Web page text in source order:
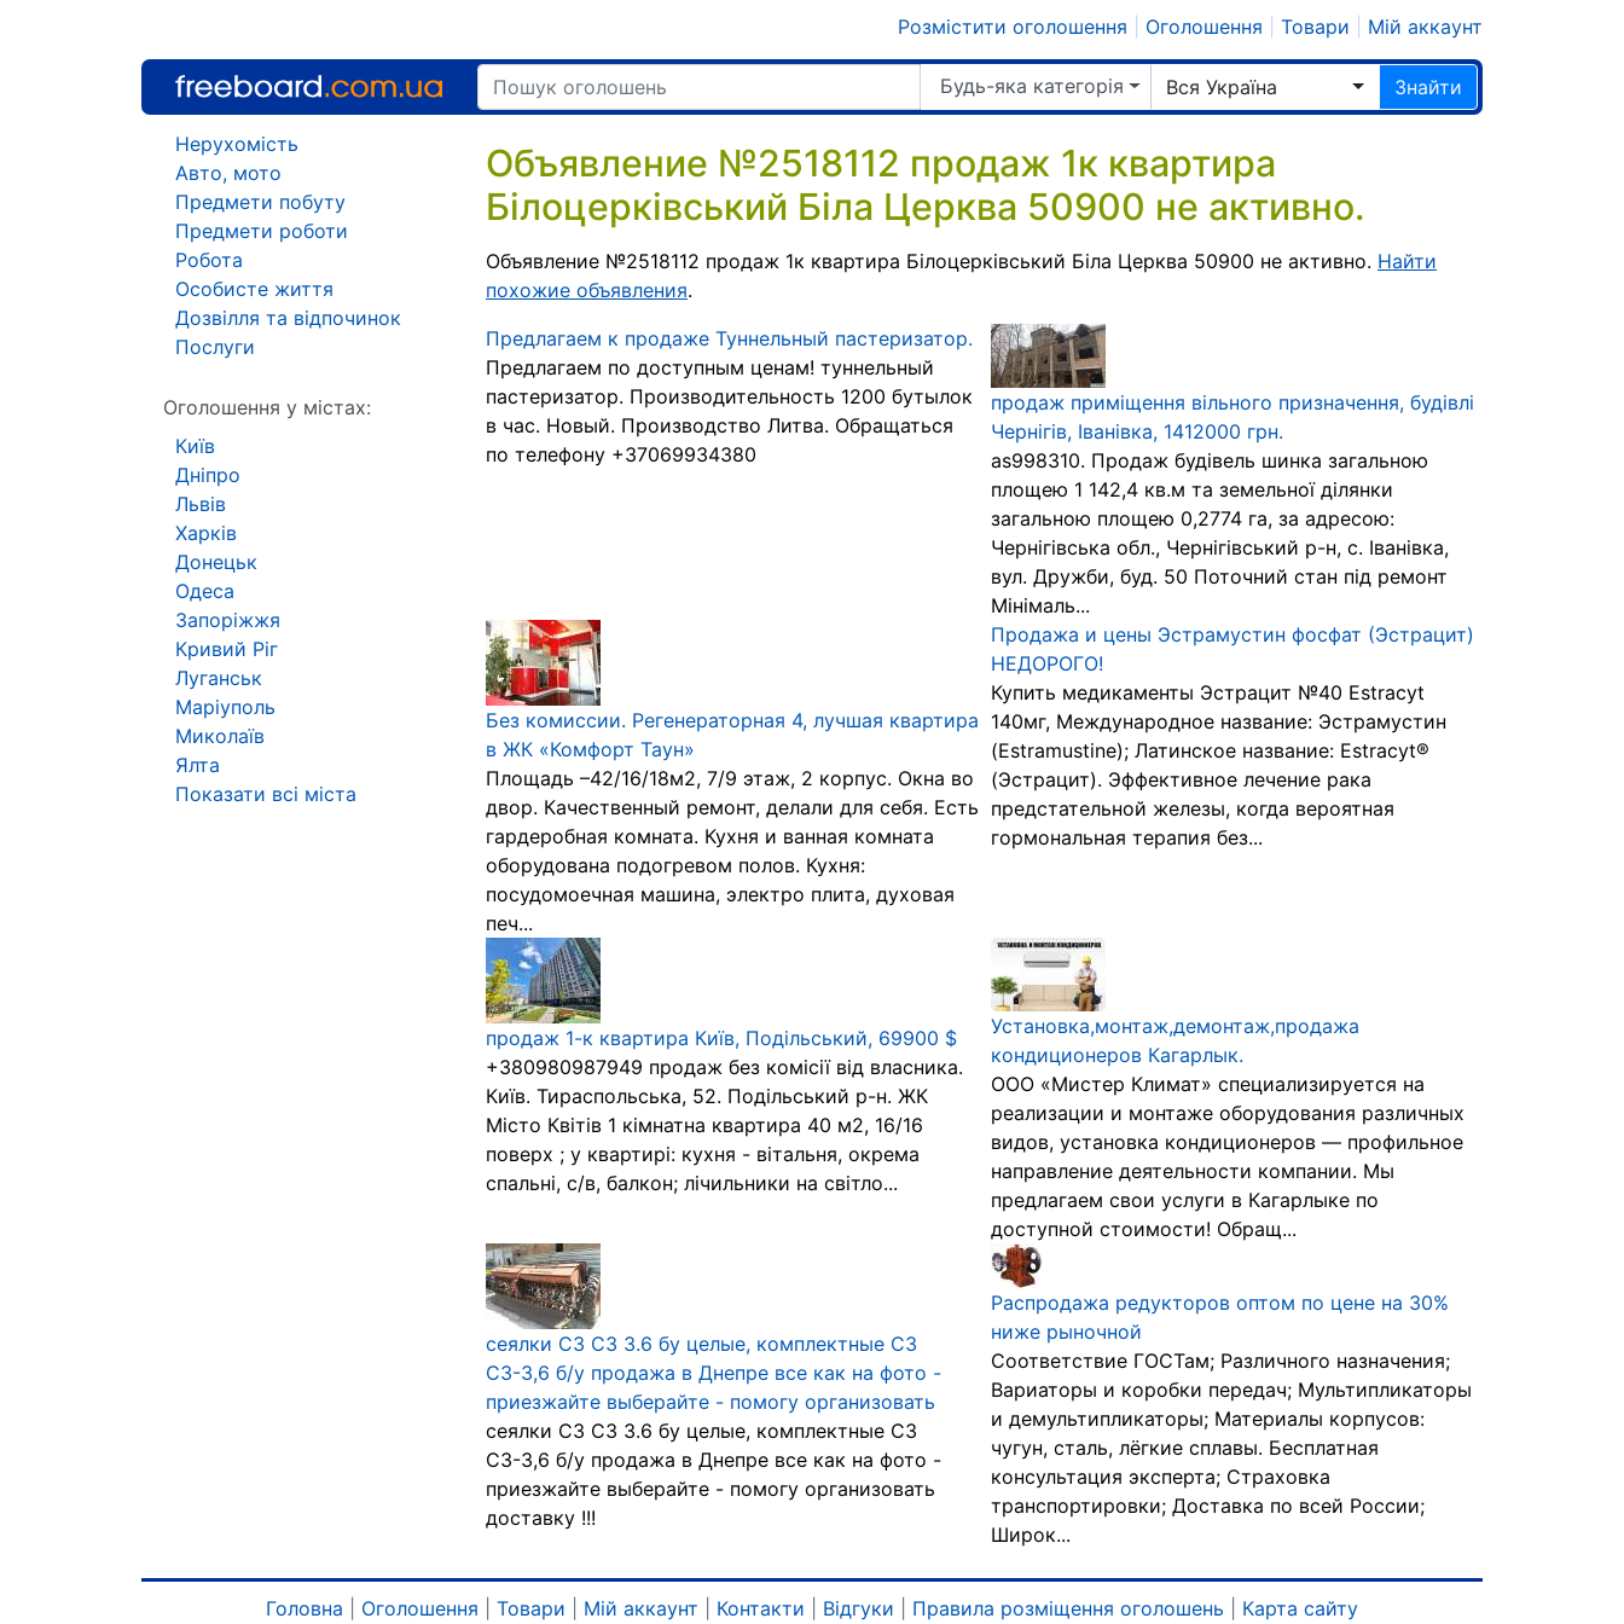
Розмістити оголошення Оголошення Товари Мій аккаунт
Будь-яка категорія Вся Україна Знайти
Объявление №2518112 продаж 1к квартира
Білоцерківський Біла Церква 50900 не активно.
Объявление №2518112 продаж 1к квартира Білоцерківський Біла Церква 50900 не активно. Найти
похожие объявления.
Предлагаем к продаже Туннельный пастеризатор.
Предлагаем по доступным ценам! туннельный
пастеризатор. Производительность 1200 бутылок
в час. Новый. Производство Литва. Обращаться
по телефону +37069934380
продаж приміщення вільного призначення, будівлі
Чернігів, Іванівка, 1412000 грн.
as998310. Продаж будівель шинка загальною
площею 1 142,4 кв.м та земельної ділянки
загальною площею 0,2774 га, за адресою:
Чернігівська обл., Чернігівський р-н, с. Іванівка,
вул. Дружби, буд. 50 Поточний стан під ремонт
Мінімаль...
Без комиссии. Регенераторная 4, лучшая квартира
в ЖК «Комфорт Таун»
Площадь –42/16/18м2, 7/9 этаж, 2 корпус. Окна во
двор. Качественный ремонт, делали для себя. Есть
гардеробная комната. Кухня и ванная комната
оборудована подогревом полов. Кухня:
посудомоечная машина, электро плита, духовая
печ...
Продажа и цены Эстрамустин фосфат (Эстрацит)
НЕДОРОГО!
Купить медикаменты Эстрацит №40 Estracyt
140мг, Международное название: Эстрамустин
(Estramustine); Латинское название: Estracyt®
(Эстрацит). Эффективное лечение рака
предстательной железы, когда вероятная
гормональная терапия без...
продаж 1-к квартира Київ, Подільський, 69900 $
+380980987949 продаж без комісії від власника.
Київ. Тираспольська, 52. Подільський р-н. ЖК
Місто Квітів 1 кімнатна квартира 40 м2, 16/16
поверх ; у квартирі: кухня - вітальня, окрема
спальні, с/в, балкон; лічильники на світло...
Установка,монтаж,демонтаж,продажа
кондиционеров Кагарлык.
ООО «Мистер Климат» специализируется на
реализации и монтаже оборудования различных
видов, установка кондиционеров — профильное
направление деятельности компании. Мы
предлагаем свои услуги в Кагарлыке по
доступной стоимости! Обращ...
сеялки СЗ СЗ 3.6 бу целые, комплектные СЗ
СЗ-3,6 б/у продажа в Днепре все как на фото -
приезжайте выберайте - помогу организовать
сеялки СЗ СЗ 3.6 бу целые, комплектные СЗ
СЗ-3,6 б/у продажа в Днепре все как на фото -
приезжайте выберайте - помогу организовать
доставку !!!
Распродажа редукторов оптом по цене на 30%
ниже рыночной
Соответствие ГОСТам; Различного назначения;
Вариаторы и коробки передач; Мультипликаторы
и демультипликаторы; Материалы корпусов:
чугун, сталь, лёгкие сплавы. Бесплатная
консультация эксперта; Страховка
транспортировки; Доставка по всей России;
Широк...
Нерухомість
Авто, мото
Предмети побуту
Предмети роботи
Робота
Особисте життя
Дозвілля та відпочинок
Послуги
Оголошення у містах:
Київ
Дніпро
Львів
Харків
Донецьк
Одеса
Запоріжжя
Кривий Ріг
Луганськ
Маріуполь
Миколаїв
Ялта
Показати всі міста
Головна Оголошення Товари Мій аккаунт Контакти Відгуки Правила розміщення оголошень Карта сайту